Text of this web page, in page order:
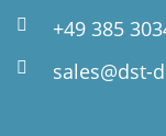
+49 385
sales@dst-